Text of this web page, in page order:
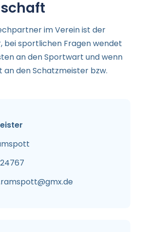
im Verein ist der
bei sportlichen Fragen wendet
an den Sportwart und wenn
an den Schatzmeister bzw.